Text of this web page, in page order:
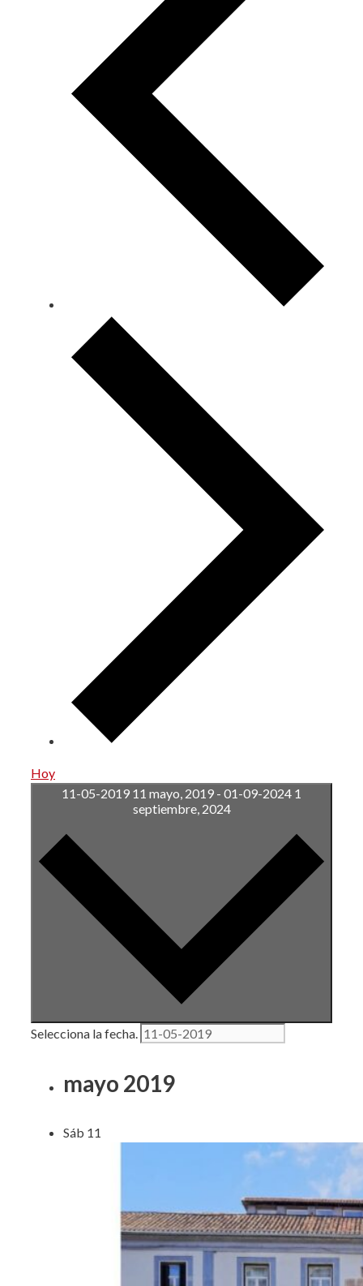
Hoy
11-05-2019 11 mayo, 2019 - 01-09-2024 1
septiembre, 2024
Selecciona la fecha.
mayo 2019
Sáb 11